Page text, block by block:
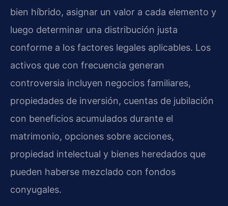
bien híbrido, asignar un valor a cada elemento y
luego determinar una distribución justa
conforme a los factores legales aplicables. Los
activos que con frecuencia generan
controversia incluyen negocios familiares,
propiedades de inversión, cuentas de jubilación
con beneficios acumulados durante el
matrimonio, opciones sobre acciones,
propiedad intelectual y bienes heredados que
pueden haberse mezclado con fondos
conyugales.